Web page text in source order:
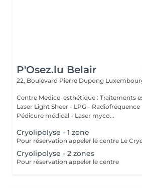
P'Osez.lu Belair
22, Boulevard Pierre Dupong
Centre Medico-esthétique : Traitements
Laser Light Sheer - LPG - Radiofréquence
Pédicure médical - Laser myco...
Cryolipolyse - 1 zone
Cryolipolyse - 2 zones
Pour réservation appeler le centre